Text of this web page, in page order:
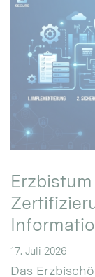
17. Juli 2026
Das